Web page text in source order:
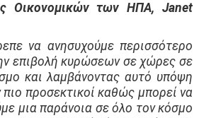
Οικονομικών των ΗΠΑ, Janet
να ανησυχούμε περισσότερο
επιβολή κυρώσεων σε χώρες σε
και λαμβάνοντας αυτό υπόψη
προσεκτικοί καθώς μπορεί να
μια παράνοια σε όλο τον κόσμο